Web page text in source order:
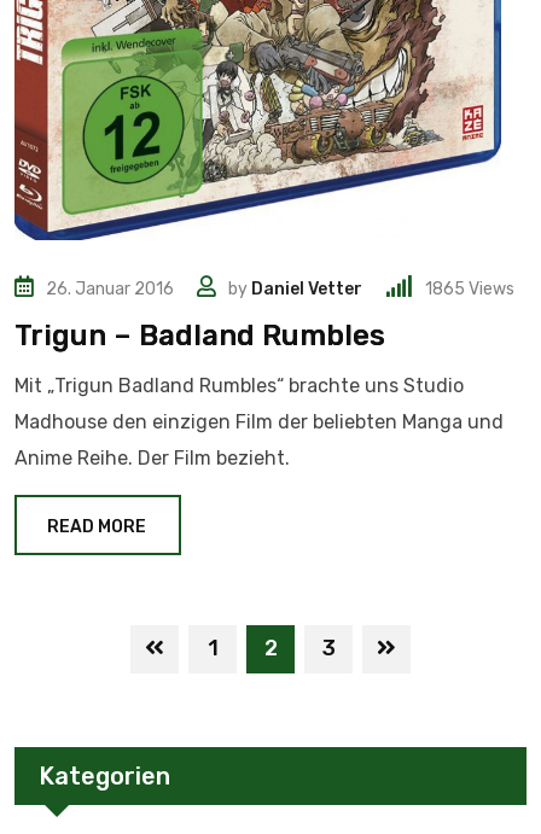
26. Januar 2016 by Daniel Vetter 1865 Views
Trigun – Badland Rumbles
Mit „Trigun Badland Rumbles“ brachte uns Studio
Madhouse den einzigen Film der beliebten Manga und
Anime Reihe. Der Film bezieht.
READ MORE
1 2 3
Kategorien